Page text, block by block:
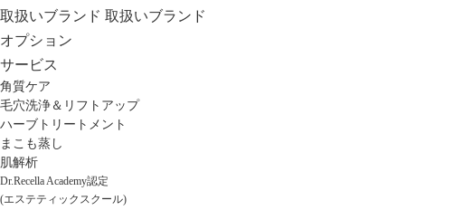
取扱いブランド 取扱いブランド
オプション
サービス
角質ケア
毛穴洗浄＆リフトアップ
ハーブトリートメント
まこも蒸し
肌解析
Dr.Recella Academy認定
(エステティックスクール)